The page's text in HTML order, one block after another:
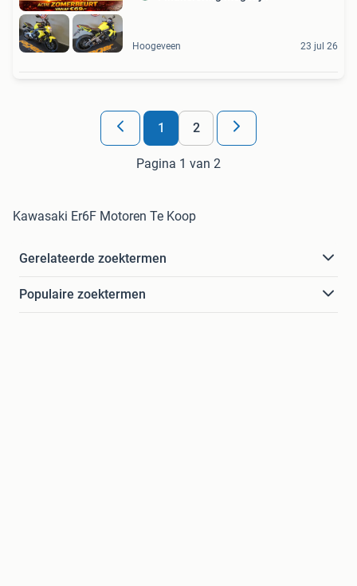
Hoogeveen 23 jul 26
1 2
Pagina 1 van 2
Kawasaki Er6F Motoren Te Koop
Gerelateerde zoektermen
Populaire zoektermen